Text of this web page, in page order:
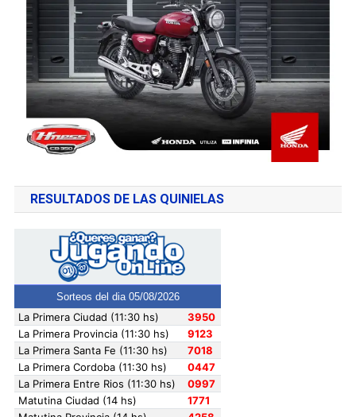
RESULTADOS DE LAS QUINIELAS